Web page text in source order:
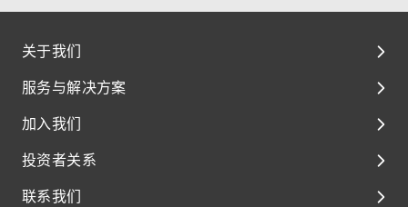
关于我们
关于我们
环境、社会及管治（ESG）
媒体与资源
服务与解决方案
解决方案
临床前开发
临床开发
加入我们
泰格人的故事
人才成长与发展
投资者关系
公司治理
联系我们